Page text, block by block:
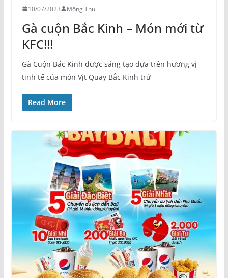
10/07/2023 Mộng Thu
Gà cuộn Bắc Kinh – Món mới từ
KFC!!!
Gà Cuộn Bắc Kinh được sáng tạo dựa trên hương vị
tinh tế của món Vịt Quay Bắc Kinh trứ
Read More